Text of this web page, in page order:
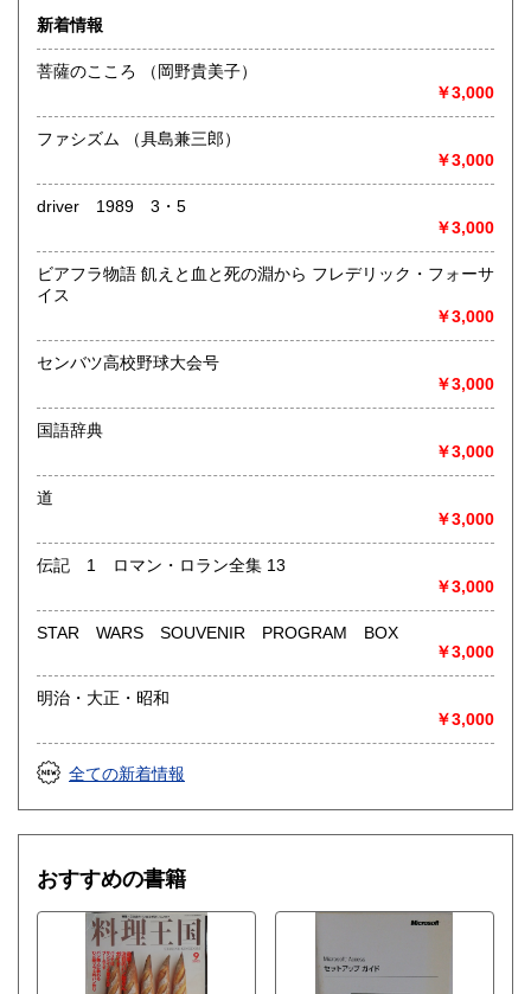
沿線名：-
最寄駅：-
営業時間：-
定休日：-
書籍の買取について
取り扱い分野
総記、哲学宗教、歴史、社会科学、自然科学、美術工芸、国
語国文、外国文学、古典籍、近代文献、趣味、外国書、サブ
カルチャー、古書一般（その他）
書籍全般
新着情報
菩薩のこころ （岡野貴美子）
￥3,000
ファシズム （具島兼三郎）
￥3,000
driver 1989 3・5
￥3,000
ビアフラ物語 飢えと血と死の淵から フレデリック・フォーサ
イス
￥3,000
センバツ高校野球大会号
￥3,000
国語辞典
￥3,000
道
￥3,000
伝記 1 ロマン・ロラン全集 13
￥3,000
STAR WARS SOUVENIR PROGRAM BOX
￥3,000
明治・大正・昭和
￥3,000
全ての新着情報
おすすめの書籍